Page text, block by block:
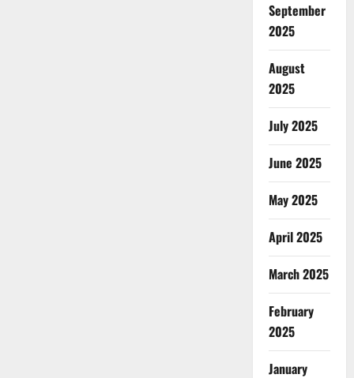
September
2025
August
2025
July 2025
June 2025
May 2025
April 2025
March 2025
February
2025
January